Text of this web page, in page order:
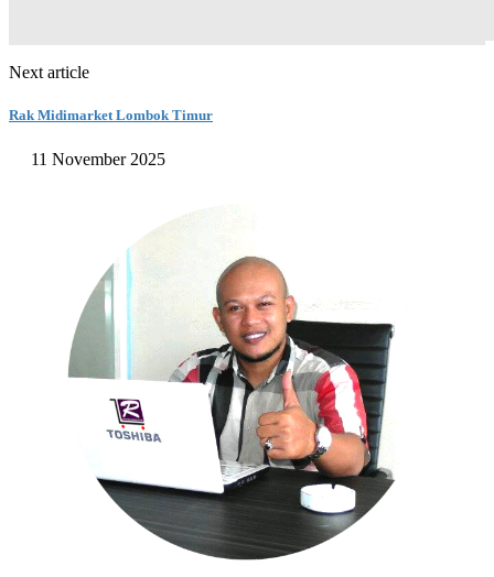
Next article
Rak Midimarket Lombok Timur
11 November 2025